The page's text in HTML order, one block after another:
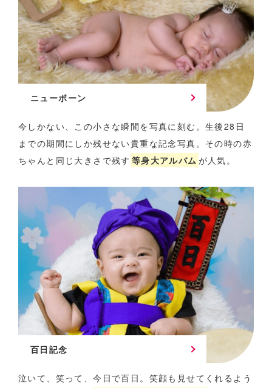
ニューボーン
今しかない、この小さな瞬間を写真に刻む。 生後28日
までの期間にしか残せない貴重な記念写真。 その時の赤
ちゃんと同じ大きさで残す 等身大アルバム が人気。
百日記念
泣いて、笑って、今日で百日。 笑顔も見せてくれるよう